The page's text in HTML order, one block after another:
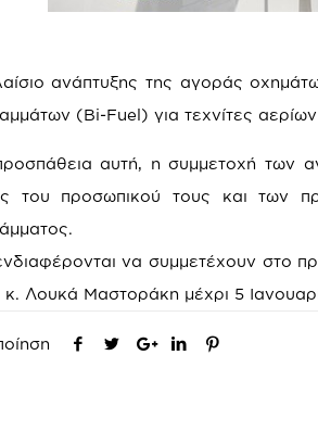
ανάπτυξης της αγοράς
(Bi-Fuel) για τεχνίτες
αυτή, η συμμετοχή των
του προσωπικού τους και των
να συμμετέχουν στο
κ. Λουκά Μαστοράκη μέχρι 5